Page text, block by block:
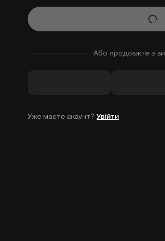
Або продовжте з
Уже маєте акаунт? Увійти